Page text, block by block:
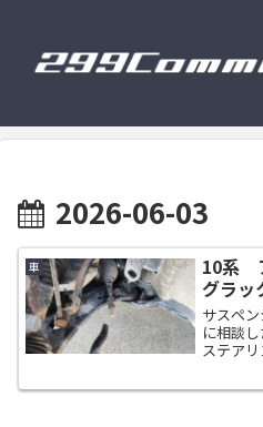
2026-06-03
車
10系
グラッ
サスペ
に相談
ステア
て、添
ステ周